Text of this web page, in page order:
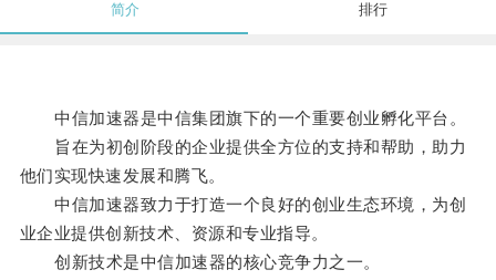
简介 排行
中信加速器是中信集团旗下的一个重要创业孵化平台。
旨在为初创阶段的企业提供全方位的支持和帮助，助力
他们实现快速发展和腾飞。
中信加速器致力于打造一个良好的创业生态环境，为创
业企业提供创新技术、资源和专业指导。
创新技术是中信加速器的核心竞争力之一。